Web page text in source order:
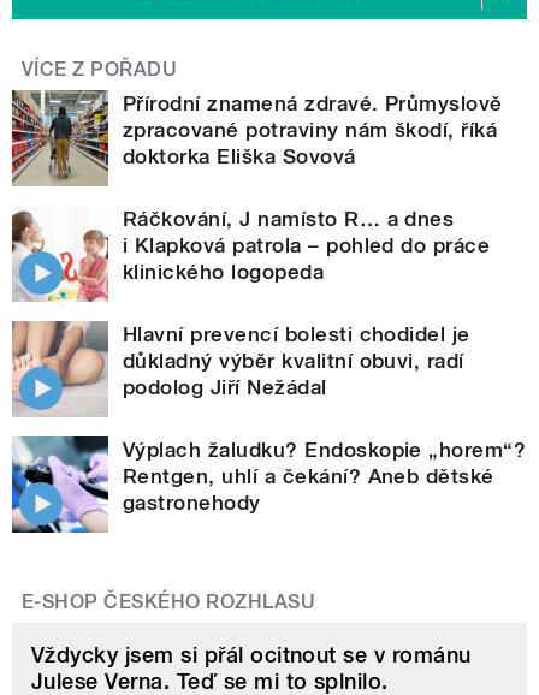
VÍCE Z POŘADU
Přírodní znamená zdravé. Průmyslově
zpracované potraviny nám škodí, říká
doktorka Eliška Sovová
Ráčkování, J namísto R… a dnes
i Klapková patrola – pohled do práce
klinického logopeda
Hlavní prevencí bolesti chodidel je
důkladný výběr kvalitní obuvi, radí
podolog Jiří Nežádal
Výplach žaludku? Endoskopie „horem“?
Rentgen, uhlí a čekání? Aneb dětské
gastronehody
E-SHOP ČESKÉHO ROZHLASU
Vždycky jsem si přál ocitnout se v románu
Julese Verna. Teď se mi to splnilo.